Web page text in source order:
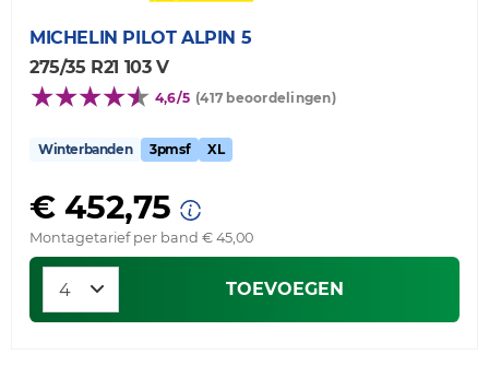
MICHELIN PILOT ALPIN 5
275/35 R21 103 V
4,6/5 (417 beoordelingen)
Winterbanden 3pmsf XL
€ 452,75
Montagetarief per band € 45,00
TOEVOEGEN